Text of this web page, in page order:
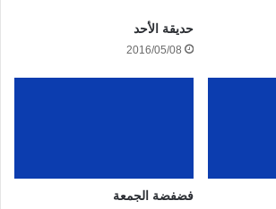
حديقة الأحد
2016/05/08
فضفضة الجمعة